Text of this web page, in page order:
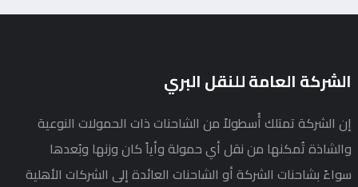
الشركة العامة للنقل البري
إن الشركة تمتلك أُسطولاً من الشاحنات ذات الحمولات النوعية
والشاذة تُمكنها من نقل أي حمولة وأياً كان وزنها وبُعدها
سواءً بشاحنات الشركة أو الشاحنات العائدة إلى الشركات الأهلية